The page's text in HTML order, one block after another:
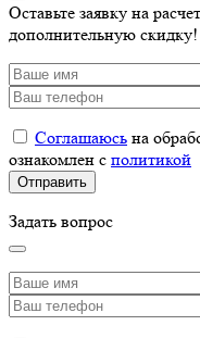
Оставьте заявку на
дополнительную скидку!
Соглашаюсь на
ознакомлен с политикой
Задать вопрос